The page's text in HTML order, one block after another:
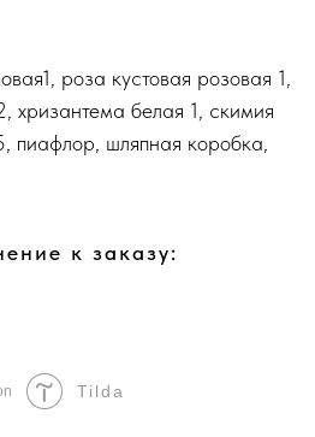
роза кустовая розовая 1,
хризантема белая 1, скимия
пиафлор, шляпная коробка,
к заказу:
Tilda